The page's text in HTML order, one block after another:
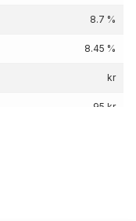
8.7 %
8.45 %
kr
95 kr